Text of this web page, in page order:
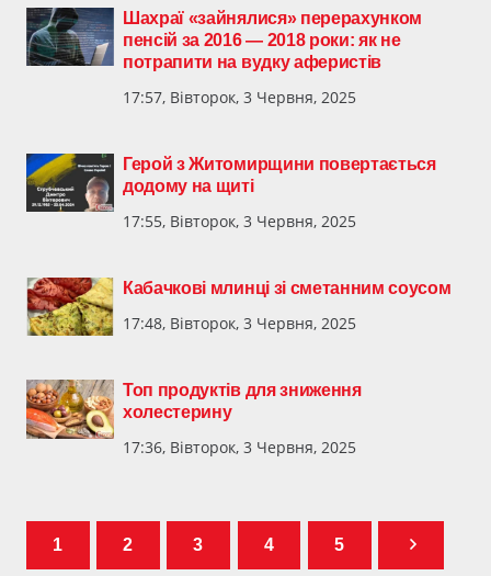
Шахраї «зайнялися» перерахунком
пенсій за 2016 — 2018 роки: як не
потрапити на вудку аферистів
17:57, Вівторок, 3 Червня, 2025
Герой з Житомирщини повертається
додому на щиті
17:55, Вівторок, 3 Червня, 2025
Кабачкові млинці зі сметанним соусом
17:48, Вівторок, 3 Червня, 2025
Топ продуктів для зниження
холестерину
17:36, Вівторок, 3 Червня, 2025
1 2 3 4 5